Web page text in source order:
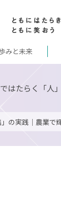
みと未来
はたらく「人
の実践｜農業で